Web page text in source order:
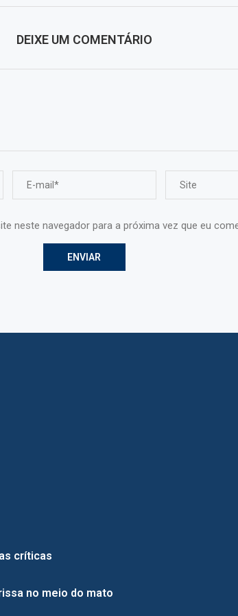
DEIXE UM COMENTÁRIO
neste navegador para a próxima vez que eu
críticas
no meio do mato